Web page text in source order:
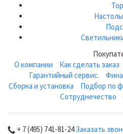
О компании
Как сделать заказ
Гарантийный сервис.
Сборка и установка
Подбор по
Сотруднечество
+ 7 (495) 741-81-24Заказать